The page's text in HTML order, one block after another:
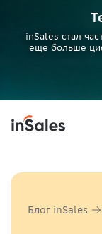
inSales стал
еще больше
Блог inSales